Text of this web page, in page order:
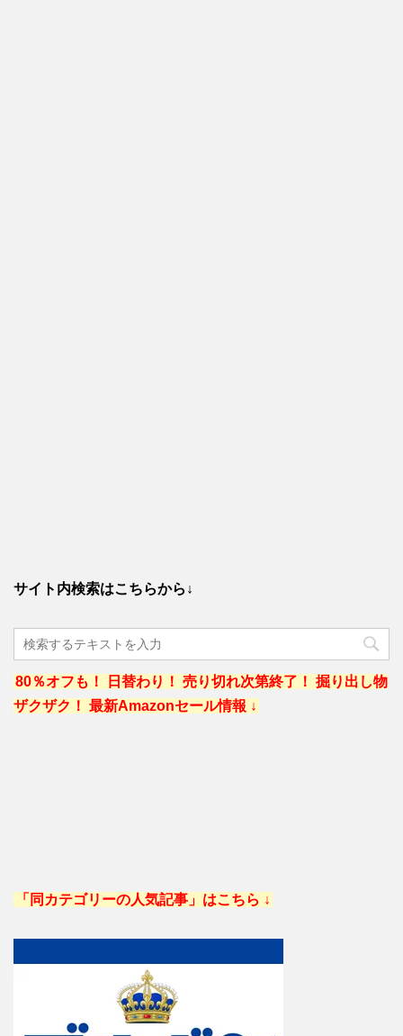
サイト内検索はこちらから↓
80％オフも！ 日替わり！ 売り切れ次第終了！ 掘り出し物
ザクザク！ 最新Amazonセール情報 ↓
「同カテゴリーの人気記事」はこちら ↓